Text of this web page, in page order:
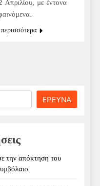
με έντονα
ΕΡΕΥΝΑ
την απόκτηση του